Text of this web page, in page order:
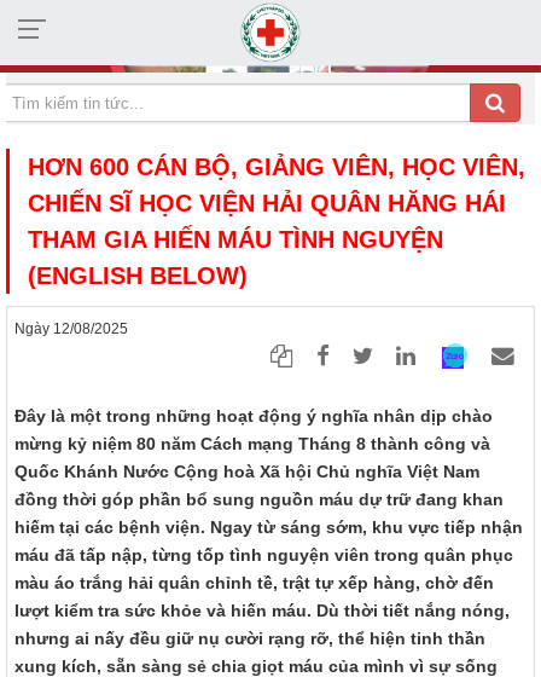
HỘI CHỮ THẬP ĐỎ TỈNH KHÁNH HÒA
HƠN 600 CÁN BỘ, GIẢNG VIÊN, HỌC VIÊN,
CHIẾN SĨ HỌC VIỆN HẢI QUÂN HĂNG HÁI
THAM GIA HIẾN MÁU TÌNH NGUYỆN
(ENGLISH BELOW)
Ngày 12/08/2025
Đây là một trong những hoạt động ý nghĩa nhân dịp chào
mừng kỷ niệm 80 năm Cách mạng Tháng 8 thành công và
Quốc Khánh Nước Cộng hoà Xã hội Chủ nghĩa Việt Nam
đồng thời góp phần bổ sung nguồn máu dự trữ đang khan
hiếm tại các bệnh viện. Ngay từ sáng sớm, khu vực tiếp nhận
máu đã tấp nập, từng tốp tình nguyện viên trong quân phục
màu áo trắng hải quân chỉnh tề, trật tự xếp hàng, chờ đến
lượt kiểm tra sức khỏe và hiến máu. Dù thời tiết nắng nóng,
nhưng ai nấy đều giữ nụ cười rạng rỡ, thể hiện tinh thần
xung kích, sẵn sàng sẻ chia giọt máu của mình vì sự sống